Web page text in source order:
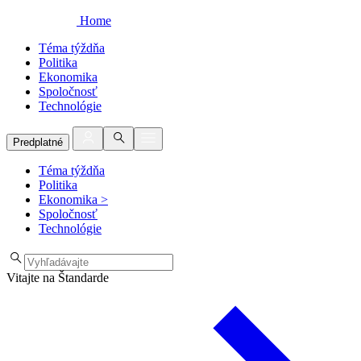
Home
Téma týždňa
Politika
Ekonomika
Spoločnosť
Technológie
Predplatné
Téma týždňa
Politika
Ekonomika >
Spoločnosť
Technológie
Vitajte na Štandarde